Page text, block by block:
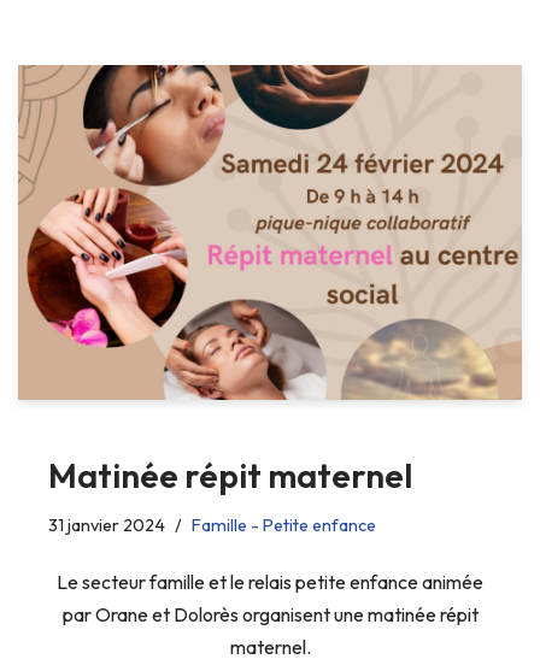
Matinée répit maternel
31 janvier 2024 Famille - Petite enfance
Le secteur famille et le relais petite enfance animée
par Orane et Dolorès organisent une matinée répit
maternel.